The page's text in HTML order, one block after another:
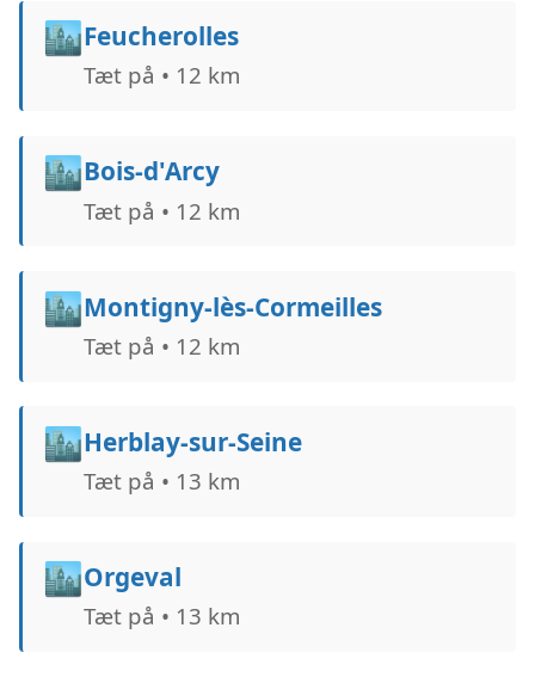
🏙️Feucherolles
Tæt på • 12 km
🏙️Bois-d'Arcy
Tæt på • 12 km
🏙️Montigny-lès-Cormeilles
Tæt på • 12 km
🏙️Herblay-sur-Seine
Tæt på • 13 km
🏙️Orgeval
Tæt på • 13 km